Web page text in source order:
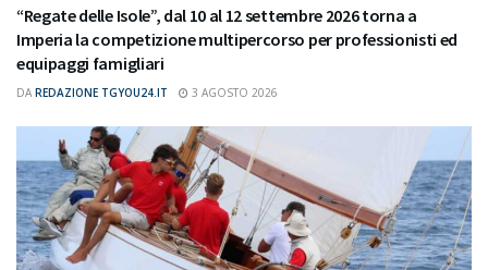
“Regate delle Isole”, dal 10 al 12 settembre 2026 torna a
Imperia la competizione multipercorso per professionisti ed
equipaggi famigliari
DA REDAZIONE TGYOU24.IT 3 AGOSTO 2026